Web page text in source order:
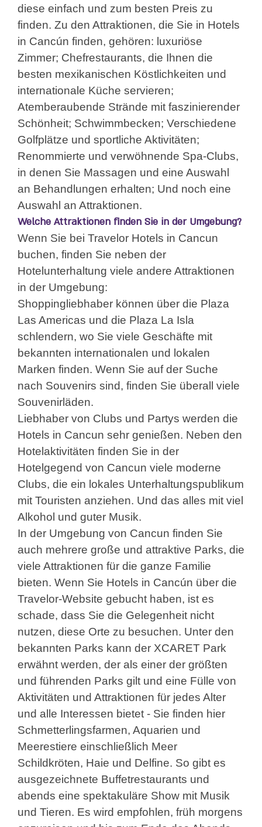
diese einfach und zum besten Preis zu
finden. Zu den Attraktionen, die Sie in Hotels
in Cancún finden, gehören: luxuriöse
Zimmer; Chefrestaurants, die Ihnen die
besten mexikanischen Köstlichkeiten und
internationale Küche servieren;
Atemberaubende Strände mit faszinierender
Schönheit; Schwimmbecken; Verschiedene
Golfplätze und sportliche Aktivitäten;
Renommierte und verwöhnende Spa-Clubs,
in denen Sie Massagen und eine Auswahl
an Behandlungen erhalten; Und noch eine
Auswahl an Attraktionen.
Welche Attraktionen finden Sie in der Umgebung?
Wenn Sie bei Travelor Hotels in Cancun
buchen, finden Sie neben der
Hotelunterhaltung viele andere Attraktionen
in der Umgebung:
Shoppingliebhaber können über die Plaza
Las Americas und die Plaza La Isla
schlendern, wo Sie viele Geschäfte mit
bekannten internationalen und lokalen
Marken finden. Wenn Sie auf der Suche
nach Souvenirs sind, finden Sie überall viele
Souvenirläden.
Liebhaber von Clubs und Partys werden die
Hotels in Cancun sehr genießen. Neben den
Hotelaktivitäten finden Sie in der
Hotelgegend von Cancun viele moderne
Clubs, die ein lokales Unterhaltungspublikum
mit Touristen anziehen. Und das alles mit viel
Alkohol und guter Musik.
In der Umgebung von Cancun finden Sie
auch mehrere große und attraktive Parks, die
viele Attraktionen für die ganze Familie
bieten. Wenn Sie Hotels in Cancún über die
Travelor-Website gebucht haben, ist es
schade, dass Sie die Gelegenheit nicht
nutzen, diese Orte zu besuchen. Unter den
bekannten Parks kann der XCARET Park
erwähnt werden, der als einer der größten
und führenden Parks gilt und eine Fülle von
Aktivitäten und Attraktionen für jedes Alter
und alle Interessen bietet - Sie finden hier
Schmetterlingsfarmen, Aquarien und
Meerestiere einschließlich Meer
Schildkröten, Haie und Delfine. So gibt es
ausgezeichnete Buffetrestaurants und
abends eine spektakuläre Show mit Musik
und Tieren. Es wird empfohlen, früh morgens